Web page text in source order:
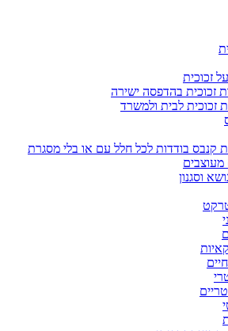
זכוכית
זכוכית בהדפסה ישירה
זכוכית לבית ולמשרד
קנבס בודדות לכל חלל עם או בלי מסגרת
וסגנון